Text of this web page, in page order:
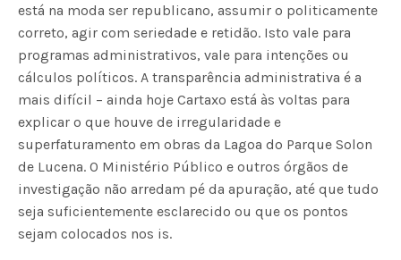
está na moda ser republicano, assumir o politicamente
correto, agir com seriedade e retidão. Isto vale para
programas administrativos, vale para intenções ou
cálculos políticos. A transparência administrativa é a
mais difícil – ainda hoje Cartaxo está às voltas para
explicar o que houve de irregularidade e
superfaturamento em obras da Lagoa do Parque Solon
de Lucena. O Ministério Público e outros órgãos de
investigação não arredam pé da apuração, até que tudo
seja suficientemente esclarecido ou que os pontos
sejam colocados nos is.